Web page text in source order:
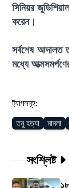
সিনিয়র
করেন।
সর্বশেষ আদালত
মধ্যে
ট্যাগসমূহ:
তনু হত্যা মামলা
সংশ্লিষ্ট